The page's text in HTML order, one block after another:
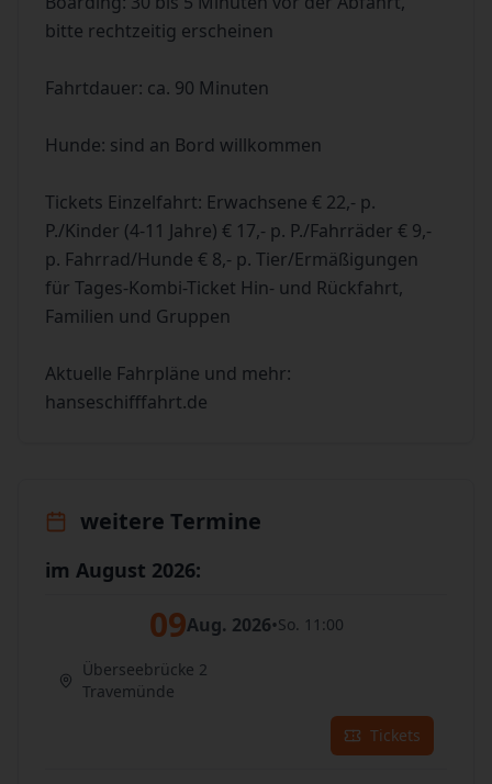
bitte rechtzeitig erscheinen
Fahrtdauer: ca. 90 Minuten
Hunde: sind an Bord willkommen
Tickets Einzelfahrt: Erwachsene € 22,- p.
P./Kinder (4-11 Jahre) € 17,- p. P./Fahrräder € 9,-
p. Fahrrad/Hunde € 8,- p. Tier/Ermäßigungen
für Tages-Kombi-Ticket Hin- und Rückfahrt,
Familien und Gruppen
Aktuelle Fahrpläne und mehr:
hanseschifffahrt.de
weitere Termine
im August 2026:
09Aug. 2026•So. 11:00
Überseebrücke 2
Travemünde
Tickets